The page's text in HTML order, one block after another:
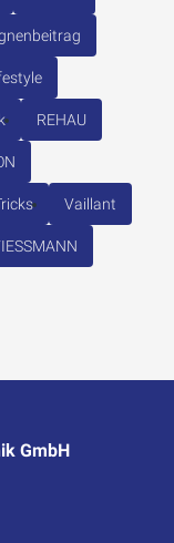
REHAU
Vaillant
GmbH